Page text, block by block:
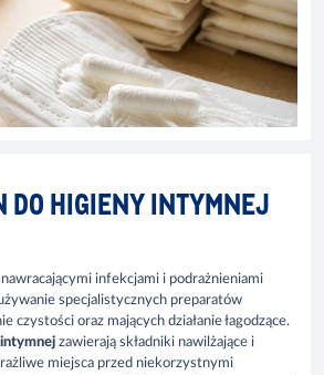
DO HIGIENY INTYMNEJ
infekcjami i podrażnieniami
specjalistycznych preparatów
czystości oraz mających działanie łagodzące.
zawierają składniki nawilżające i
miejsca przed niekorzystnymi